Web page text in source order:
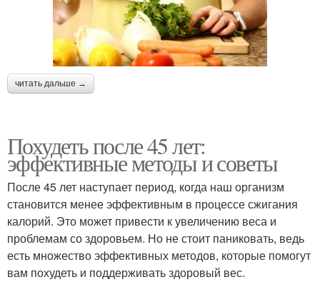
читать дальше →
Похудеть после 45 лет:
эффективные методы и советы
После 45 лет наступает период, когда наш организм
становится менее эффективным в процессе сжигания
калорий. Это может привести к увеличению веса и
проблемам со здоровьем. Но не стоит паниковать, ведь
есть множество эффективных методов, которые помогут
вам похудеть и поддерживать здоровый вес.